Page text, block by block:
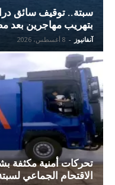
سبتة.. توقيف سائق
بتهريب مهاجرين بعد
آنفانيوز - 8 أغسطس، 2026
تحركات أمنية مكثفة
الاقتحام الجماعي